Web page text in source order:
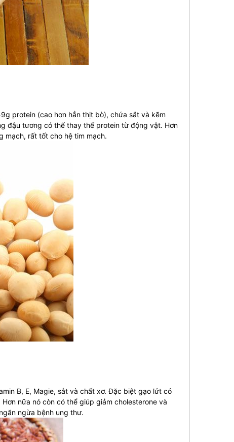
protein (cao hơn hẳn thịt bò), chứa sắt và kẽm
đậu tương có thể thay thế protein từ động vật. Hơn
mạch, rất tốt cho hệ tim mạch.
B, E, Magie, sắt và chất xơ. Đặc biệt gạo lứt có
nữa nó còn có thể giúp giảm cholesterone và
ngừa bệnh ung thư.